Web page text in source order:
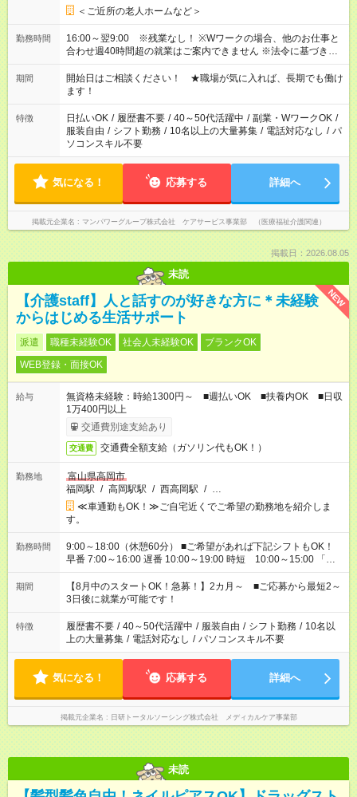
＜ご近所の老人ホームなど＞
勤務時間
16:00～翌9:00 ※残業なし！ ※Wワークの場合、他のお仕事と
合わせ週40時間超の就業はご案内できません ※法令に基づき、
週20時間以上勤務は社会保険への加入対象となります ※労働者
派遣法（日雇い派遣の原則禁止）により、短時間・短期間の就
業はご案内が難しい場合があります
期間
開始日はご相談ください！ ★職場が気に入れば、長期でも働け
ます！
特徴 日払いOK / 履歴書不要 / 40～50代活躍中 / 副業・WワークOK /
服装自由 / シフト勤務 / 10名以上の大量募集 / 電話対応なし / パ
ソコンスキル不要
気になる！ 応募する 詳細へ
掲載元企業名 マンパワーグループ株式会社 ケアサービス事業部 （医療福祉介護関連）
掲載日：2026.08.05
未読
NEW
【介護staff】人と話すのが好きな方に＊未経験
からはじめる生活サポート
派遣 職種未経験OK 社会人未経験OK
ブランクOK
WEB登録・面接OK
給与
無資格未経験：時給1300円～ ■週払いOK ■扶養内OK ■日収
1万400円以上
交通費別途支給あり
交通費 交通費全額支給（ガソリン代もOK！）
勤務地
富山県高岡市
福岡駅 / 高岡駅駅 / 西高岡駅 / …
≪車通勤もOK！≫ご自宅近くでご希望の勤務地を紹介しま
す。
勤務時間
9:00～18:00（休憩60分） ■ご希望があれば下記シフトもOK！
早番 7:00～16:00 遅番 10:00～19:00 時短 10:00～15:00 「家
族と休みを合わせたい」 「余裕を持って夕飯の準備がしたい」
「できれば残業はしたくない」 など、ご希望を教えてください
ね。 ※Wワーク希望の方へ 今ご覧のお仕事で希望する勤務時間
と、もう1つのお仕事の勤務時間。 合計で週40時間を超える場
合は応募できません。
期間
【8月中のスタートOK！急募！】2カ月～ ■ご応募から最短2～
3日後に就業が可能です！
特徴 履歴書不要 / 40～50代活躍中 / 服装自由 / シフト勤務 / 10名以
上の大量募集 / 電話対応なし / パソコンスキル不要
気になる！ 応募する 詳細へ
掲載元企業名 日研トータルソーシング株式会社 メディカルケア事業部
未読